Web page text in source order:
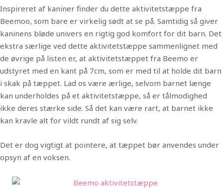
Inspireret af kaniner finder du dette aktivitetstæppe fra
Beemoo, som bare er virkelig sødt at se på. Samtidig så giver
kaninens bløde univers en rigtig god komfort for dit barn. Det
ekstra særlige ved dette aktivitetstæppe sammenlignet med
de øvrige på listen er, at aktivitetstæppet fra Beemo er
udstyret med en kant på 7cm, som er med til at holde dit barn
i skak på tæppet. Lad os være ærlige, selvom barnet længe
kan underholdes på et aktivitetstæppe, så er tålmodighed
ikke deres stærke side. Så det kan være rart, at barnet ikke
kan kravle alt for vildt rundt af sig selv.
Det er dog vigtigt at pointere, at tæppet bør anvendes under
opsyn af en voksen.